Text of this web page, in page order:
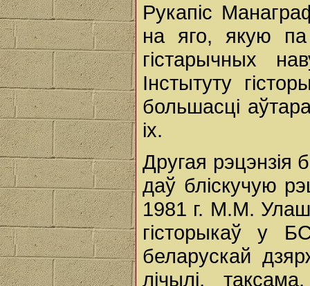
Рукапіс
на яго, якую па
гістарычных
Інстытуту
большасці
іх.
Другая
даў бліскучую
1981 г. М.М.
гісторыкаў у
беларускай
лічылі,